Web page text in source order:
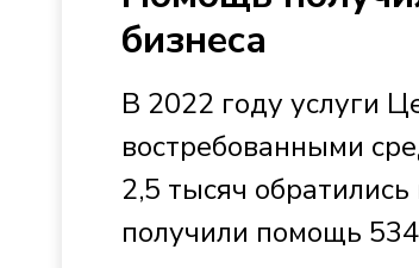
бизнеса
В 2022 году услуги
востребованными
2,5 тысяч
получили помощь